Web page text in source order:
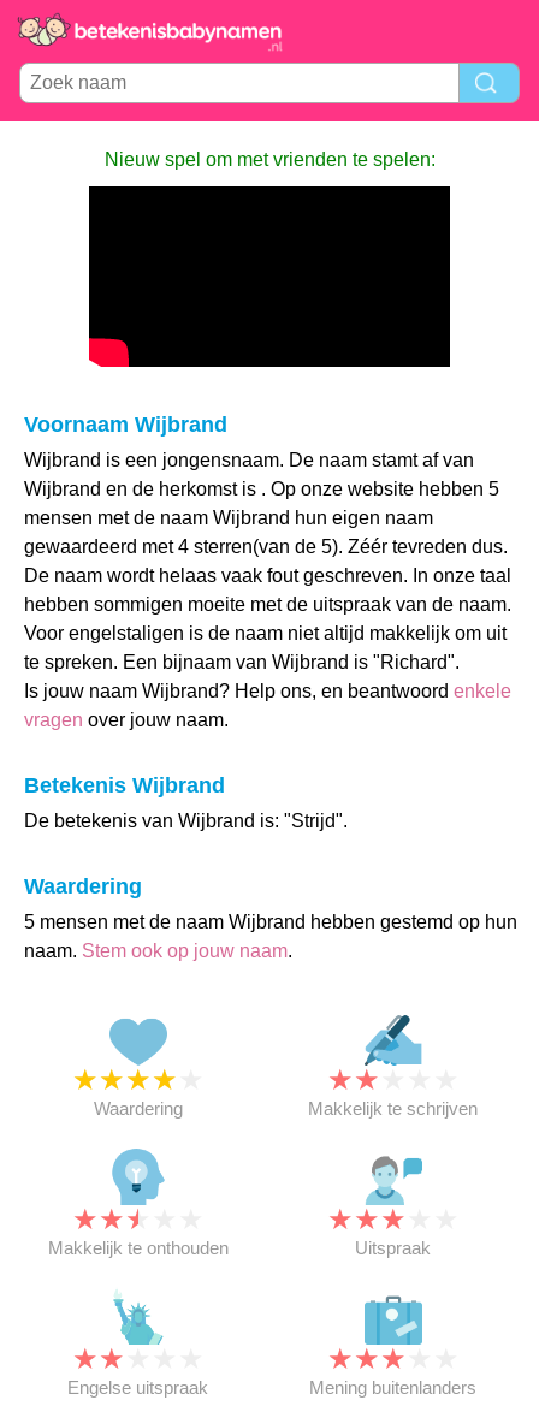
Nieuw spel om met vrienden te spelen:
Voornaam Wijbrand
Wijbrand is een jongensnaam. De naam stamt af van
Wijbrand en de herkomst is . Op onze website hebben 5
mensen met de naam Wijbrand hun eigen naam
gewaardeerd met 4 sterren(van de 5). Zéér tevreden dus.
De naam wordt helaas vaak fout geschreven. In onze taal
hebben sommigen moeite met de uitspraak van de naam.
Voor engelstaligen is de naam niet altijd makkelijk om uit
te spreken. Een bijnaam van Wijbrand is "Richard".
Is jouw naam Wijbrand? Help ons, en beantwoord enkele
vragen over jouw naam.
Betekenis Wijbrand
De betekenis van Wijbrand is: "Strijd".
Waardering
5 mensen met de naam Wijbrand hebben gestemd op hun
naam. Stem ook op jouw naam.
★★★★
Waardering
★★
Makkelijk te schrijven
★★★
Makkelijk te onthouden
★★★
Uitspraak
★★
Engelse uitspraak
★★★
Mening buitenlanders